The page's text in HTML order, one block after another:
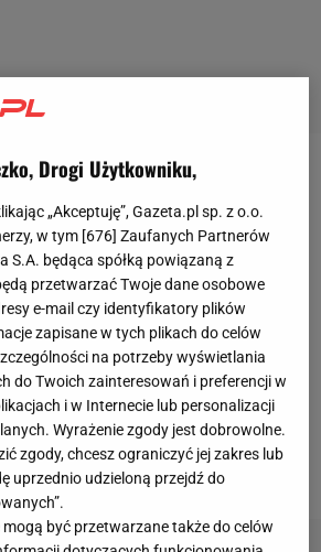
tenisistek ostatnich co
Sabalenka walcząca o pokonanie
mecznad mecze, hit nad
nadchodzącegopółfinału
by wymyślać i z miesiąc. To
elektryzujące zestawienie
wielu podtekstach.
z wypiekami na twarzach, ale
musiała się wkraść
inaczej byłoby za słodko.
Drogi Użytkowniku,
„Akceptuję”, Gazeta.pl sp. z o.o.
w tym [676] Zaufanych Partnerów
S.A. będąca spółką powiązaną z
przetwarzać Twoje dane osobowe
e-mail czy identyfikatory plików
zapisane w tych plikach do celów
na potrzeby wyświetlania
do Twoich zainteresowań i preferencji w
i w Internecie lub personalizacji
Wyrażenie zgody jest dobrowolne.
zgody, chcesz ograniczyć jej zakres lub
uprzednio udzieloną przejdź do
być przetwarzane także do celów